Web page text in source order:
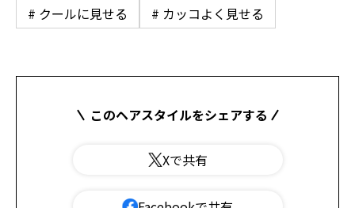
# クールに見せる
# カッコよく見せる
このヘアスタイルをシェアする
Xで共有